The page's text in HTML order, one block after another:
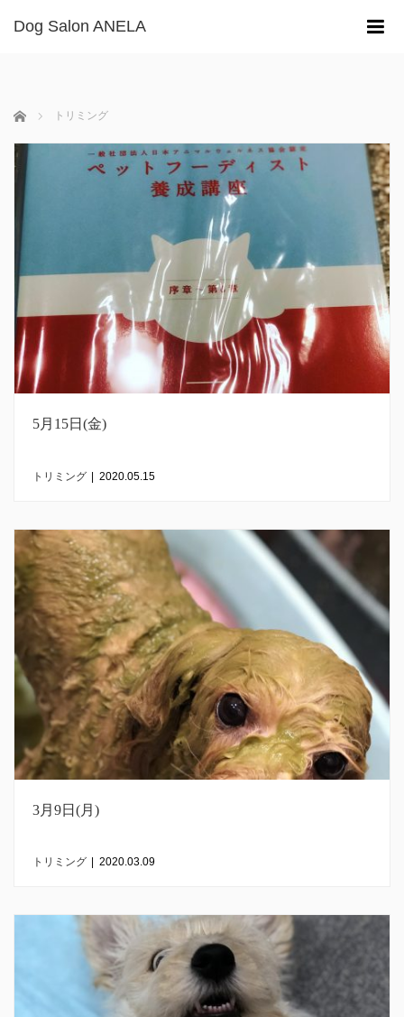
Dog Salon ANELA
ホーム トリミング
5月15日(金)
トリミング | 2020.05.15
3月9日(月)
トリミング 2020.03.09